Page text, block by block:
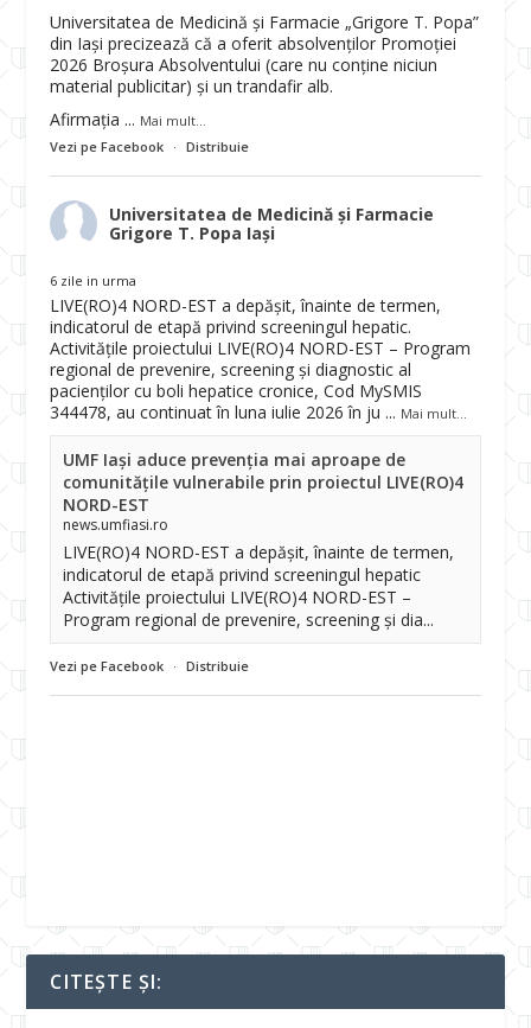
Universitatea de Medicină și Farmacie „Grigore T. Popa”
din Iași precizează că a oferit absolvenților Promoției
2026 Broșura Absolventului (care nu conține niciun
material publicitar) și un trandafir alb.
Afirmația ... Mai mult...
Vezi pe Facebook · Distribuie
Universitatea de Medicină și Farmacie
Grigore T. Popa Iași
6 zile in urma
LIVE(RO)4 NORD-EST a depășit, înainte de termen,
indicatorul de etapă privind screeningul hepatic.
Activitățile proiectului LIVE(RO)4 NORD-EST – Program
regional de prevenire, screening și diagnostic al
pacienților cu boli hepatice cronice, Cod MySMIS
344478, au continuat în luna iulie 2026 în ju ... Mai mult...
UMF Iași aduce prevenția mai aproape de
comunitățile vulnerabile prin proiectul LIVE(RO)4
NORD-EST
news.umfiasi.ro
LIVE(RO)4 NORD-EST a depășit, înainte de termen,
indicatorul de etapă privind screeningul hepatic
Activitățile proiectului LIVE(RO)4 NORD-EST –
Program regional de prevenire, screening și dia...
Vezi pe Facebook · Distribuie
CITEȘTE ȘI: